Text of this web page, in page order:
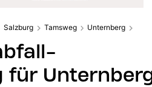
Salzburg Tamsweg
Unternberg
für